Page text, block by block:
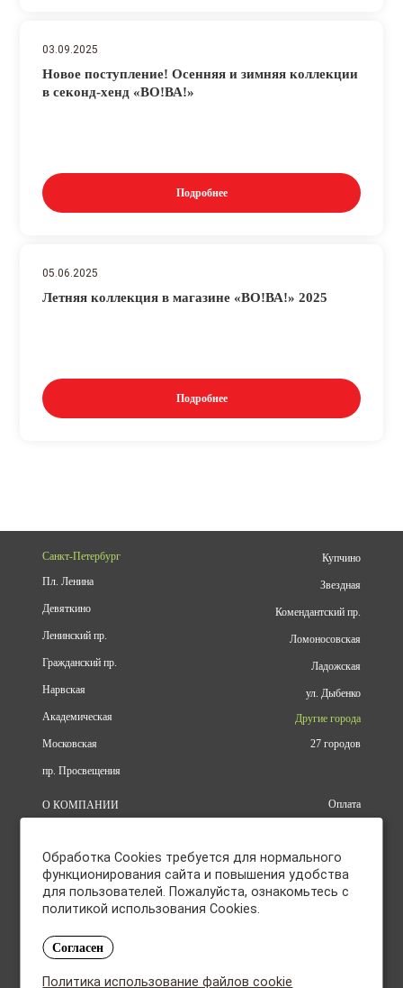
03.09.2025
Новое поступление! Осенняя и зимняя коллекции
в секонд-хенд «ВО!ВА!»
Подробнее
05.06.2025
Летняя коллекция в магазине «ВО!ВА!» 2025
Подробнее
Санкт-Петербург
Пл. Ленина
Девяткино
Ленинский пр.
Гражданский пр.
Нарвская
Академическая
Московская
пр. Просвещения
Купчино
Звездная
Комендантский пр.
Ломоносовская
Ладожская
ул. Дыбенко
Другие города
27 городов
О КОМПАНИИ
БРЕНДЫ
АКЦИИ
КУПИТЬ ОПТОМ
КОНТАКТЫ
Оплата
Политика использования файлов
cookie
Согласие на обработку
Обработка Cookies требуется для нормального
функционирования сайта и повышения удобства
для пользователей. Пожалуйста, ознакомьтесь с
политикой использования Cookies.
Согласен
Политика использование файлов cookie